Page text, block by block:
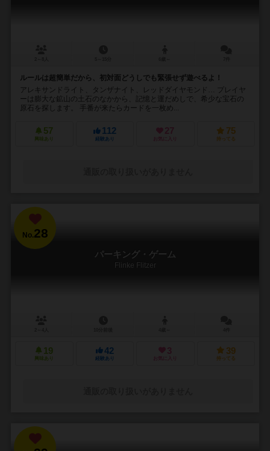
ルールは超簡単だから、初対面どうしでも緊張せず遊べるよ！
アレキサンドライト、タンザナイト、レッドダイヤモンド… プレイヤ
ーは膨大な鉱山の土石のなかから、記憶と運だめしで、希少な宝石の
原石を探します。 手番が来たらカードを一枚め...
57
興味あり
112
経験あり
27
お気に入り
75
持ってる
No.28
パーキング・ゲーム
Flinke Flitzer
19
興味あり
42
経験あり
3
お気に入り
39
持ってる